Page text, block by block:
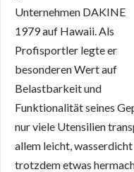
Unternehmen DAKINE
1979 auf Hawaii. Als
Profisportler legte er
besonderen Wert auf
Belastbarkeit und
Funktionalität seines
nur viele Utensilien
allem leicht,
trotzdem etwas